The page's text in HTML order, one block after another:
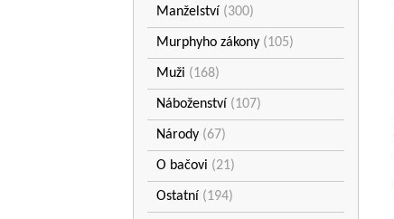
Manželství (300)
Murphyho zákony (105)
Muži (168)
Náboženství (107)
Národy (67)
O bačovi (21)
Ostatní (194)